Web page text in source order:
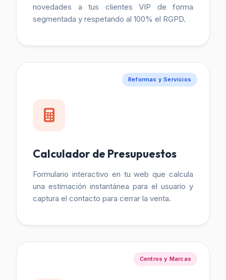
novedades a tus clientes VIP de forma
segmentada y respetando al 100% el RGPD.
Reformas y Servicios
Calculador de Presupuestos
Formulario interactivo en tu web que calcula
una estimación instantánea para el usuario y
captura el contacto para cerrar la venta.
Centros y Marcas